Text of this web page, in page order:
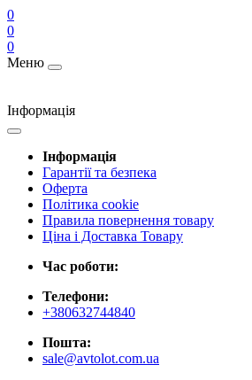
0
0
0
Меню
Інформація
Інформація
Гарантії та безпека
Оферта
Політика cookie
Правила повернення товару
Ціна і Доставка Товару
Час роботи:
Телефони:
+380632744840
Пошта:
sale@avtolot.com.ua